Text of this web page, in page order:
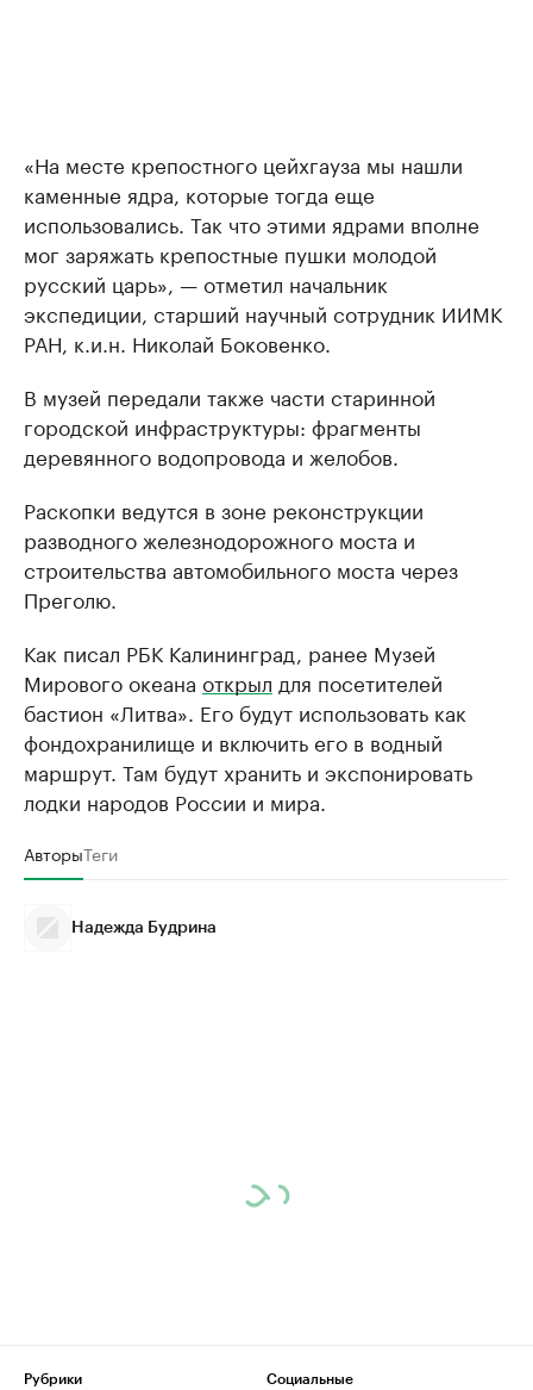
«На месте крепостного цейхгауза мы нашли
каменные ядра, которые тогда еще
использовались. Так что этими ядрами вполне
мог заряжать крепостные пушки молодой
русский царь», — отметил начальник
экспедиции, старший научный сотрудник ИИМК
РАН, к.и.н. Николай Боковенко.
В музей передали также части старинной
городской инфраструктуры: фрагменты
деревянного водопровода и желобов.
Раскопки ведутся в зоне реконструкции
разводного железнодорожного моста и
строительства автомобильного моста через
Преголю.
Как писал РБК Калининград, ранее Музей
Мирового океана открыл для посетителей
бастион «Литва». Его будут использовать как
фондохранилище и включить его в водный
маршрут. Там будут хранить и экспонировать
лодки народов России и мира.
АвторыТеги
Надежда Будрина
Рубрики
Социальные